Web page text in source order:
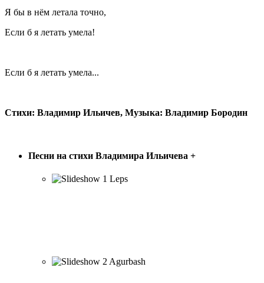
Я бы в нём летала точно,
Если б я летать умела!
Если б я летать умела...
Стихи: Владимир Ильичев, Музыка: Владимир Бородин
Песни на стихи Владимира Ильичева +